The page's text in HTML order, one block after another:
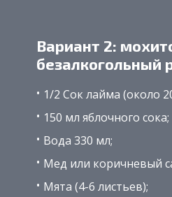
Вариант 2:
безалкогольный
1/2 Сок лайма (около
150 мл яблочного сока;
Вода 330 мл;
Мед или коричневый
Мята (4-6 листьев);